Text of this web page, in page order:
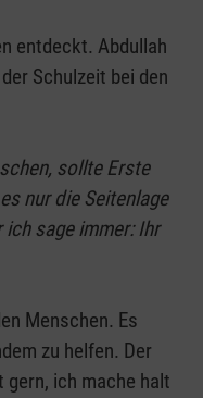
entdeckt. Abdullah
Schulzeit bei den
sollte Erste
nur die Seitenlage
sage immer: Ihr
Menschen. Es
zu helfen. Der
gern, ich mache halt